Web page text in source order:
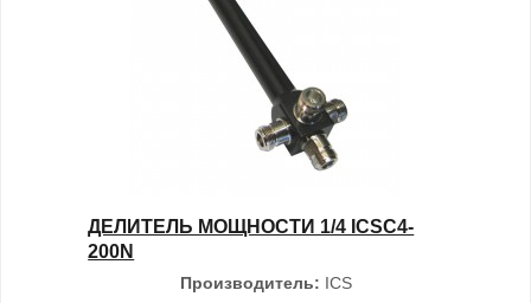
ДЕЛИТЕЛЬ МОЩНОСТИ 1/4 ICSC4-
200N
Производитель: ICS